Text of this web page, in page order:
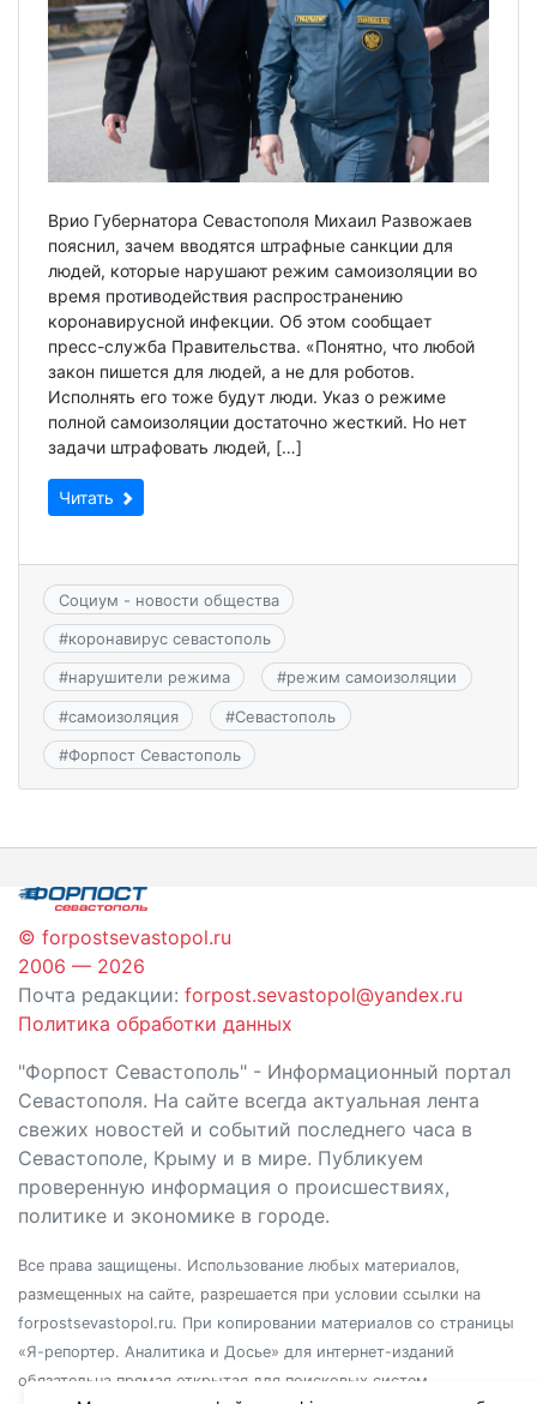
Врио Губернатора Севастополя Михаил Развожаев
пояснил, зачем вводятся штрафные санкции для
людей, которые нарушают режим самоизоляции во
время противодействия распространению
коронавирусной инфекции. Об этом сообщает
пресс-служба Правительства. «Понятно, что любой
закон пишется для людей, а не для роботов.
Исполнять его тоже будут люди. Указ о режиме
полной самоизоляции достаточно жесткий. Но нет
задачи штрафовать людей, […]
Читать
Социум - новости общества
#коронавирус севастополь
#нарушители режима #режим самоизоляции
#самоизоляция #Севастополь
#Форпост Севастополь
© forpostsevastopol.ru
2006 — 2026
Почта редакции: forpost.sevastopol@yandex.ru
Политика обработки данных
"Форпост Севастополь" - Информационный портал
Севастополя. На сайте всегда актуальная лента
свежих новостей и событий последнего часа в
Севастополе, Крыму и в мире. Публикуем
проверенную информация о происшествиях,
политике и экономике в городе.
Все права защищены. Использование любых материалов,
размещенных на сайте, разрешается при условии ссылки на
forpostsevastopol.ru. При копировании материалов со страницы
«Я-репортер. Аналитика и Досье» для интернет-изданий
обязательна прямая открытая для поисковых систем